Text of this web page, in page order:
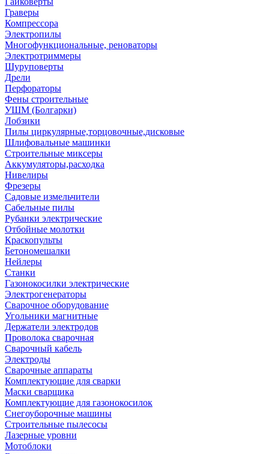
Граверы
Компрессора
Электропилы
Многофункциональные, реноваторы
Электротриммеры
Шуруповерты
Дрели
Перфораторы
Фены строительные
УШМ (Болгарки)
Лобзики
Пилы циркулярные,торцовочные,дисковые
Шлифовальные машинки
Строительные миксеры
Аккумуляторы,расходка
Нивелиры
Фрезеры
Садовые измельчители
Сабельные пилы
Рубанки электрические
Отбойные молотки
Краскопульты
Бетономешалки
Нейлеры
Станки
Газонокосилки электрические
Электрогенераторы
Сварочное оборудование
Угольники магнитные
Держатели электродов
Проволока сварочная
Сварочный кабель
Электроды
Сварочные аппараты
Комплектующие для сварки
Маски сварщика
Комплектующие для газонокосилок
Снегоуборочные машины
Строительные пылесосы
Лазерные уровни
Мотоблоки